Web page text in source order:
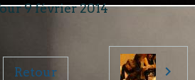
9 février 2014
Retour